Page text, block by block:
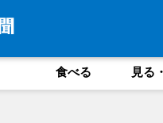
食べる 見る